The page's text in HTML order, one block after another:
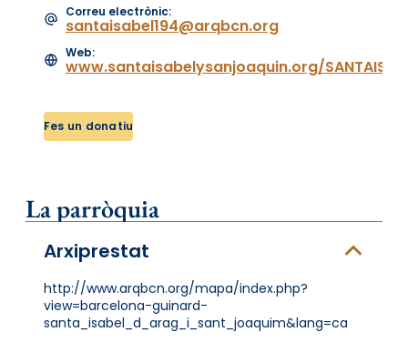
Correu electrònic:
santaisabel194@arqbcn.org
Web:
www.santaisabelysanjoaquin.org/
Fes un donatiu
La parròquia
Arxiprestat
http://www.arqbcn.org/mapa/index.php?
view=barcelona-guinard-
santa_isabel_d_arag_i_sant_joaquim&lang=ca